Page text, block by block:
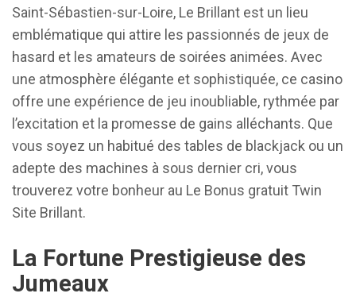
Saint-Sébastien-sur-Loire, Le Brillant est un lieu
emblématique qui attire les passionnés de jeux de
hasard et les amateurs de soirées animées. Avec
une atmosphère élégante et sophistiquée, ce casino
offre une expérience de jeu inoubliable, rythmée par
l’excitation et la promesse de gains alléchants. Que
vous soyez un habitué des tables de blackjack ou un
adepte des machines à sous dernier cri, vous
trouverez votre bonheur au Le Bonus gratuit Twin
Site Brillant.
La Fortune Prestigieuse des
Jumeaux